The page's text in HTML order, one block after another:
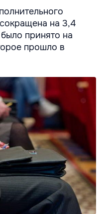
на 3,4
принято на
прошло в